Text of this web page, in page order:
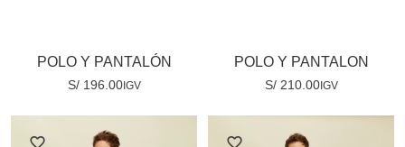
POLO Y PANTALÓN
S/196.00IGV
POLO Y PANTALON
S/210.00IGV